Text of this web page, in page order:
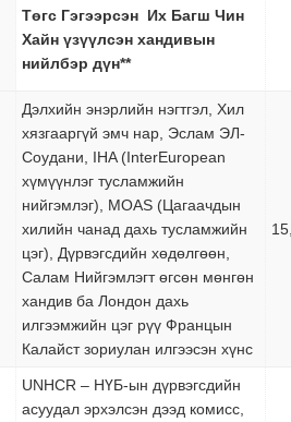
Төгс Гэгээрсэн Их Багш Чин
Хайн үзүүлсэн хандивын
нийлбэр дүн**
Дэлхийн энэрлийн нэгтгэл, Хил
хязгааргүй эмч нар, Эслам ЭЛ-
Соудани, IHA (InterEuropean
хүмүүнлэг тусламжийн
нийгэмлэг), MOAS (Цагаачдын
хилийн чанад дахь тусламжийн
цэг), Дүрвэгсдийн хөдөлгөөн,
Салам Нийгэмлэгт өгсөн мөнгөн
хандив ба Лондон дахь
илгээмжийн цэг рүү Францын
Калайст зориулан илгээсэн хүнс
UNHCR – НҮБ-ын дүрвэгсдийн
асуудал эрхэлсэн дээд комисс,